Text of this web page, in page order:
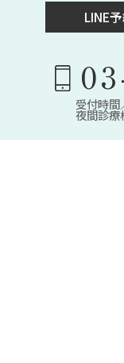
LINE
受付時間
夜間診療